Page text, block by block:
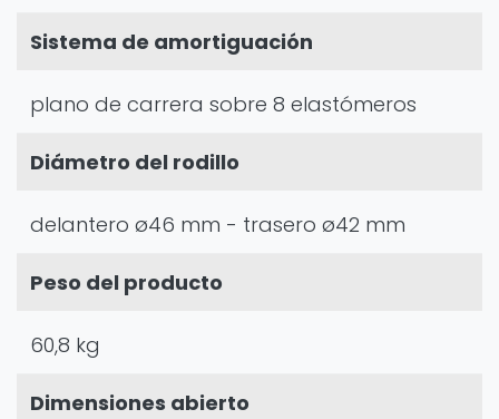
Sistema de amortiguación
plano de carrera sobre 8 elastómeros
Diámetro del rodillo
delantero ø46 mm - trasero ø42 mm
Peso del producto
60,8 kg
Dimensiones abierto